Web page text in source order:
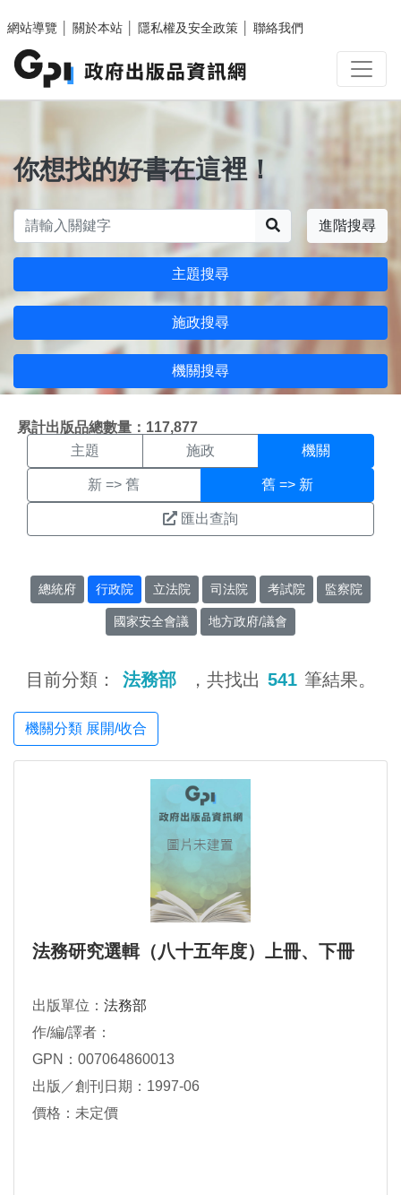
網站導覽
關於本站 隱私權及安全政策 聯絡我們
你想找的好書在這裡！
進階搜尋
主題搜尋
施政搜尋
機關搜尋
累計出版品總數量：117,877
機關搜尋結果頁面
主題 施政 機關
新 => 舊 舊 => 新
匯出查詢
總統府 行政院 立法院 司法院 考試院 監察院
國家安全會議 地方政府/議會
目前分類： 法務部 ，共找出 541 筆結果。
機關分類 展開/收合
法務研究選輯（八十五年度）上冊、下冊
出版單位： 法務部
作/編/譯者：
GPN：007064860013
出版／創刊日期：1997-06
價格：未定價